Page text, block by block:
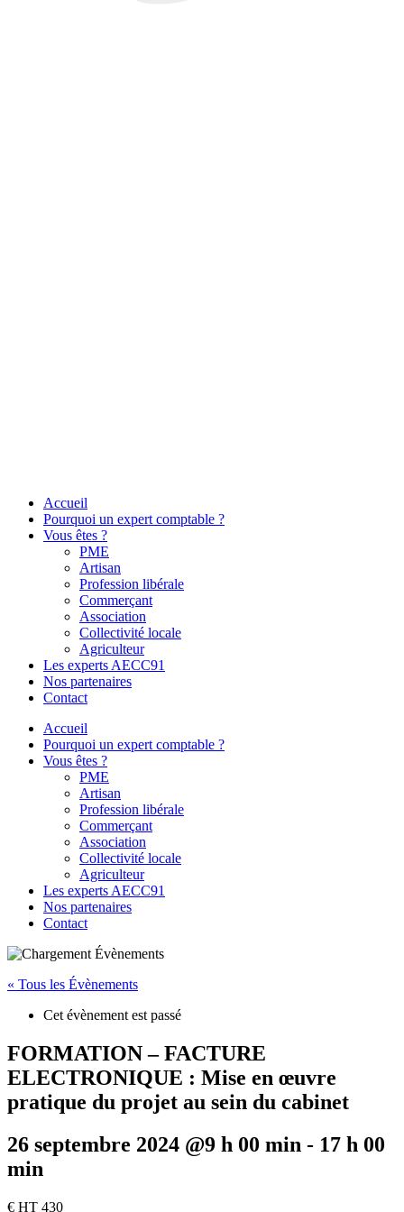
Accueil
Pourquoi un expert comptable ?
Vous êtes ?
PME
Artisan
Profession libérale
Commerçant
Association
Collectivité locale
Agriculteur
Les experts AECC91
Nos partenaires
Contact
Accueil
Pourquoi un expert comptable ?
Vous êtes ?
PME
Artisan
Profession libérale
Commerçant
Association
Collectivité locale
Agriculteur
Les experts AECC91
Nos partenaires
Contact
« Tous les Évènements
Cet évènement est passé
FORMATION – FACTURE
ELECTRONIQUE : Mise en œuvre
pratique du projet au sein du cabinet
26 septembre 2024 @9 h 00 min - 17 h 00
min
€ HT 430